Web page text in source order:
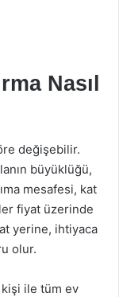
Nasıl
değişebilir.
büyüklüğü,
mesafesi, kat
fiyat üzerinde
yerine, ihtiyaca
olur.
ile tüm ev